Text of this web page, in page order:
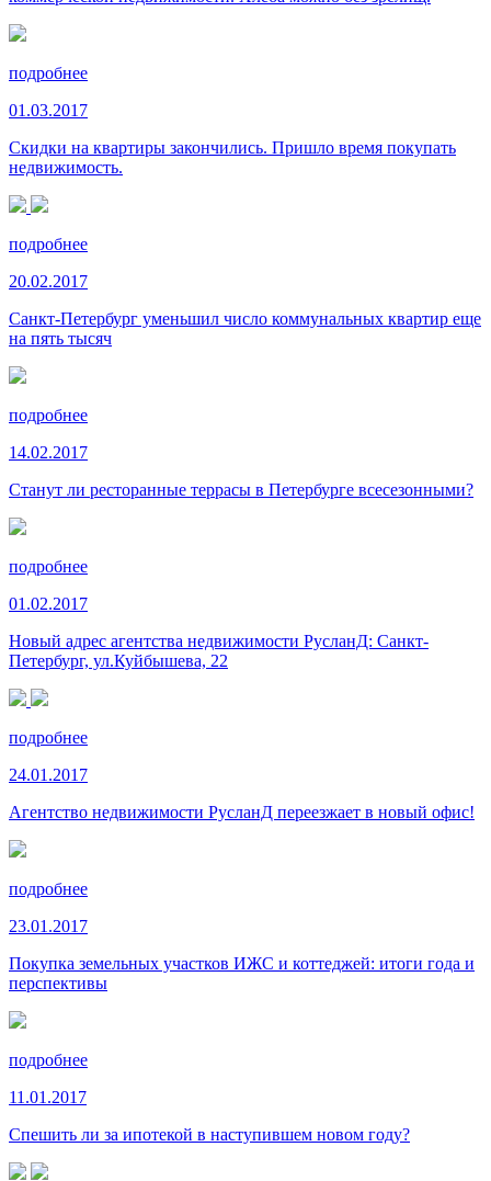
подробнее
01.03.2017
Скидки на квартиры закончились. Пришло время покупать
недвижимость.
подробнее
20.02.2017
Санкт-Петербург уменьшил число коммунальных квартир еще
на пять тысяч
подробнее
14.02.2017
Станут ли ресторанные террасы в Петербурге всесезонными?
подробнее
01.02.2017
Новый адрес агентства недвижимости РусланД: Санкт-
Петербург, ул.Куйбышева, 22
подробнее
24.01.2017
Агентство недвижимости РусланД переезжает в новый офис!
подробнее
23.01.2017
Покупка земельных участков ИЖС и коттеджей: итоги года и
перспективы
подробнее
11.01.2017
Спешить ли за ипотекой в наступившем новом году?